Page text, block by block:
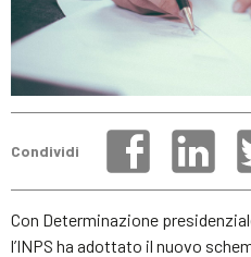
Condividi
Con Determinazione
l’INPS ha adottato il nuovo